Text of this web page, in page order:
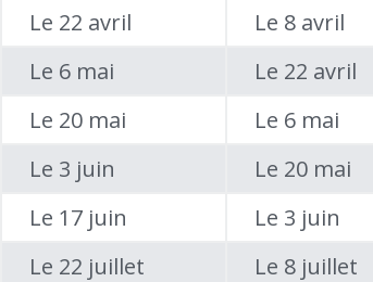
Le 22 avril
Le 8 avril
Le 6 mai
Le 22 avril
Le 20 mai
Le 6 mai
Le 3 juin
Le 20 mai
Le 17 juin
Le 3 juin
Le 22 juillet
Le 8 juillet